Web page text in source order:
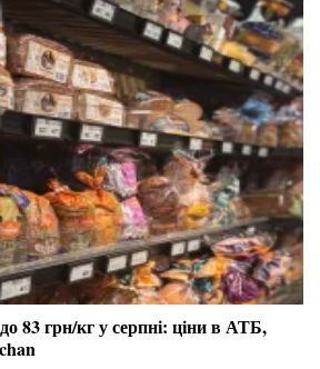
83 грн/кг у серпні: ціни в АТБ,